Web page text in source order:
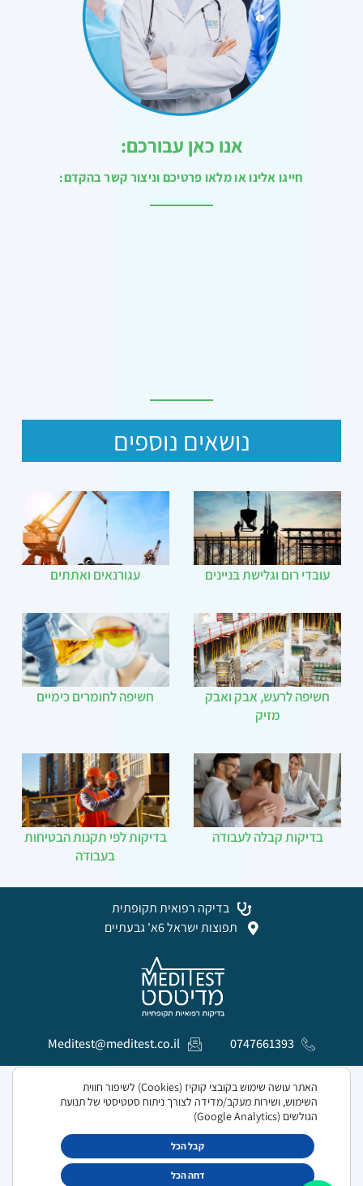
אנו כאן עבורכם:
חייגו אלינו או מלאו פרטיכם וניצור קשר בהקדם:
נושאים נוספים
עובדי רום וגלישת בניינים עגורנאים ואתתים
חשיפה לרעש, אבק ואבק
מזיק
חשיפה לחומרים כימיים
בדיקות קבלה לעבודה
בדיקות לפי תקנות הבטיחות
בעבודה
בדיקה רפואית תקופתית
תפוצות ישראל 6א' גבעתיים
0747661393
Meditest@meditest.co.il
© כל הזכויות שמורות למדיטסט 2024
מדיניות פרטיות
האתר עושה שימוש בקובצי קוקיז (Cookies) לשיפור חווית
השימוש, ושירות מעקב/מדידה לצורך ניתוח סטטיסטי של תנועת
הגולשים (Google Analytics)
קבל הכל
דחה הכל